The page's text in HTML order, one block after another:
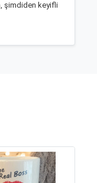
şimdiden keyifli